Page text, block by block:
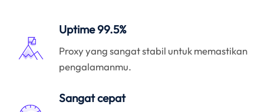
Uptime 99.5%
Proxy yang sangat stabil untuk memastikan
pengalamanmu.
Sangat cepat